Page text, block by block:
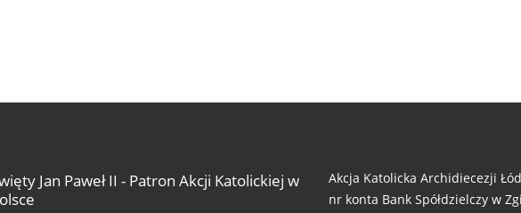
Jan Paweł II - Patron Akcji Katolickiej w
Akcja Katolicka Archidiecezji
nr konta Bank Spółdzielczy w